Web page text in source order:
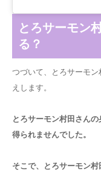
とろサーモン
る？
つづいて、とろサーモ
えします。
とろサーモン村田さん
得られませんでした。
そこで、とろサーモン